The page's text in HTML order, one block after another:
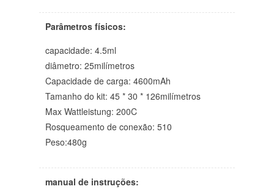
Parâmetros físicos:
capacidade: 4.5ml
diâmetro: 25milímetros
Capacidade de carga: 4600mAh
Tamanho do kit: 45 * 30 * 126milímetros
Max Wattleistung: 200C
Rosqueamento de conexão: 510
Peso:480g
manual de instruções: